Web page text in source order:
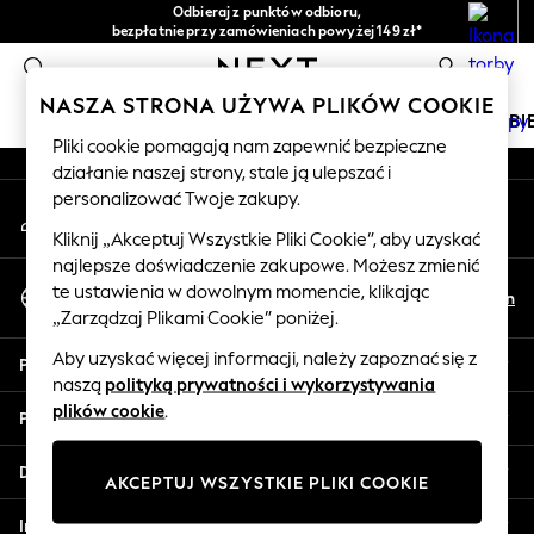
Odbieraj z punktów odbioru,
bezpłatnie przy zamówieniach powyżej 149 zł*
Łatwe zwroty*
0
HOLIDAY SHOP
Women's Holiday Shop
All Swimwear
All Beachwear
Bags & Accessories
Beach Dresses & Kaftans
Dresses
Flip Flops
Sliders
Jumpsuits & Playsuits
Sandals
Shorts
An error occurred on client
Nasze media społecznościowe
Moje konto
Zaloguj się na swoje konto
Wybierz Język
Polski
En
Pomoc
Prywatność i zasady prawne
Działy
Inne usługi
NASZA STRONA UŻYWA PLIKÓW COOKIE
Pliki cookie pomagają nam zapewnić bezpieczne
działanie naszej strony, stale ją ulepszać i
personalizować Twoje zakupy.
Kliknij „Akceptuj Wszystkie Pliki Cookie”, aby uzyskać
najlepsze doświadczenie zakupowe. Możesz zmienić
te ustawienia w dowolnym momencie, klikając
„Zarządzaj Plikami Cookie” poniżej.
Aby uzyskać więcej informacji, należy zapoznać się z
naszą polityką prywatności i wykorzystywania
plików cookie.
AKCEPTUJ WSZYSTKIE PLIKI COOKIE